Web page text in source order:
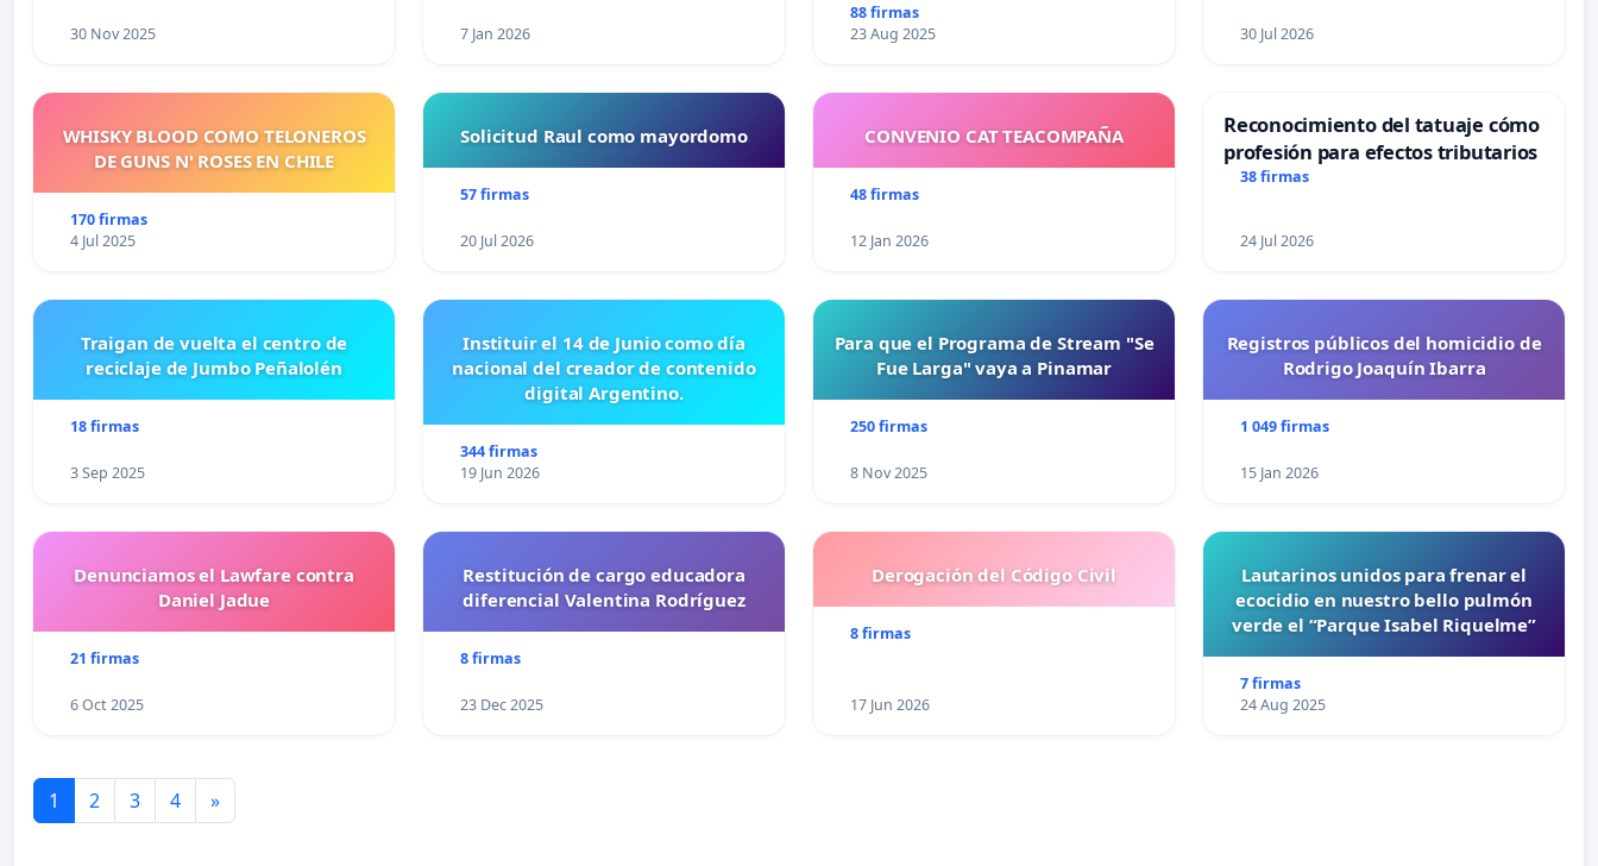
30 Nov 2025 7 Jan 2026
88 firmas
23 Aug 2025
30 Jul 2026
WHISKY BLOOD COMO TELONEROS
DE GUNS N' ROSES EN CHILE
170 firmas
4 Jul 2025
Solicitud Raul como mayordomo
57 firmas
20 Jul 2026
CONVENIO CAT TEACOMPAÑA
48 firmas
12 Jan 2026
Reconocimiento del tatuaje cómo
profesión para efectos tributarios
38 firmas
24 Jul 2026
Traigan de vuelta el centro de
reciclaje de Jumbo Peñalolén
18 firmas
3 Sep 2025
Instituir el 14 de Junio como día
nacional del creador de contenido
digital Argentino.
344 firmas
19 Jun 2026
Para que el Programa de Stream "Se
Fue Larga" vaya a Pinamar
250 firmas
8 Nov 2025
Registros públicos del homicidio de
Rodrigo Joaquín Ibarra
1 049 firmas
15 Jan 2026
Denunciamos el Lawfare contra
Daniel Jadue
21 firmas
6 Oct 2025
Restitución de cargo educadora
diferencial Valentina Rodríguez
8 firmas
23 Dec 2025
Derogación del Código Civil
8 firmas
17 Jun 2026
Lautarinos unidos para frenar el
ecocidio en nuestro bello pulmón
verde el “Parque Isabel Riquelme”
7 firmas
24 Aug 2025
1 2 3 4 »